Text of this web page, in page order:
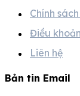
Chính
Điều
Liên hệ
Bản tin Email